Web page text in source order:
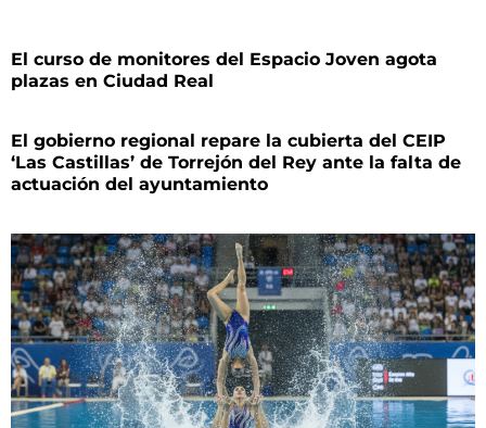
El curso de monitores del Espacio Joven agota
plazas en Ciudad Real
El gobierno regional repare la cubierta del CEIP
‘Las Castillas’ de Torrejón del Rey ante la falta de
actuación del ayuntamiento